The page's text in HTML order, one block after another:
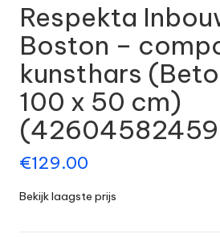
Respekta
Boston –
kunsthars
100 x 50 cm)
€129.00
Bekijk laagste prijs